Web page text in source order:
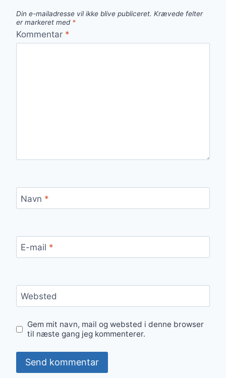
Din e-mailadresse vil ikke blive publiceret. Krævede felter
er markeret med *
Kommentar *
Navn *
E-mail *
Websted
Gem mit navn, mail og websted i denne browser
til næste gang jeg kommenterer.